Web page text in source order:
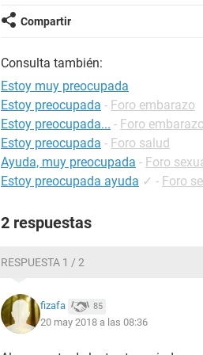
Compartir
Consulta también:
Estoy muy preocupada
Estoy preocupada - Foro embarazo
Estoy preocupada... - Foro embarazo
Estoy preocupada - Foro salud
Ayuda, muy preocupada - Foro
Estoy preocupada ayuda ✓ - Foro
2 respuestas
RESPUESTA 1 / 2
fizafa 85
20 may 2018 a las 08:36